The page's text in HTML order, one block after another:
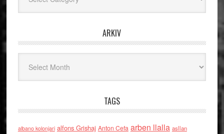
ARKIV
TAGS
albano kolonjari alfons Grishaj Anton Cefa arben llalla asllan